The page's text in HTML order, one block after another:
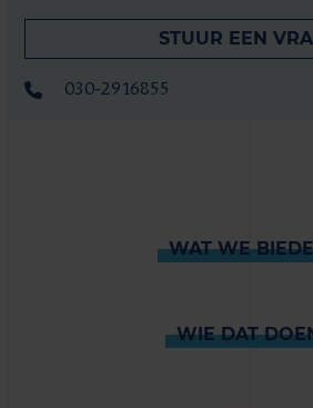
STUUR EEN
030-2916855
WAT WE
WIE DAT